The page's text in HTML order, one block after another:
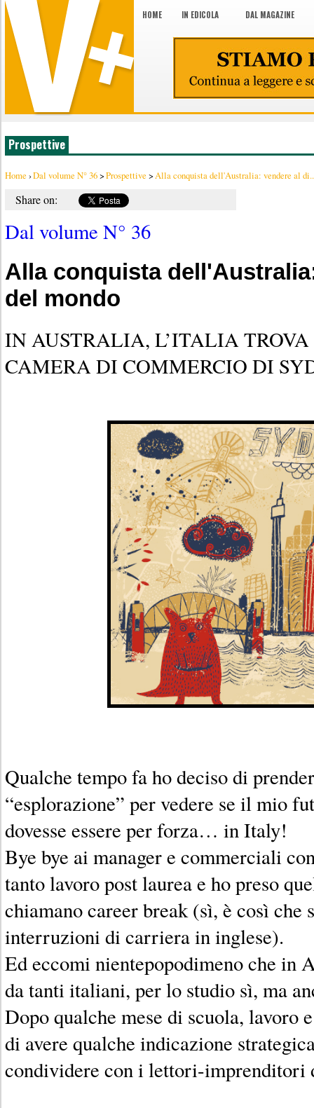
HOME IN EDICOLA DAL MAGAZINE
Prospettive
Home ›Dal volume N° 36>Prospettive >Alla conquista dell'Australia: vendere al
Share on:
Dal volume N° 36
Alla conquista
del mondo
IN AUSTRALIA, L’ITALIA
CAMERA DI COMMERCIO DI
Qualche tempo fa ho deciso di
“esplorazione” per vedere se il mio
dovesse essere per forza… in Italy!
Bye bye ai manager e commerciali
tanto lavoro post laurea e ho preso
chiamano career break (sì, è così che
interruzioni di carriera in inglese).
Ed eccomi nientepopodimeno che in
da tanti italiani, per lo studio sì, ma
Dopo qualche mese di scuola, lavoro
di avere qualche indicazione
condividere con i lettori-imprenditori